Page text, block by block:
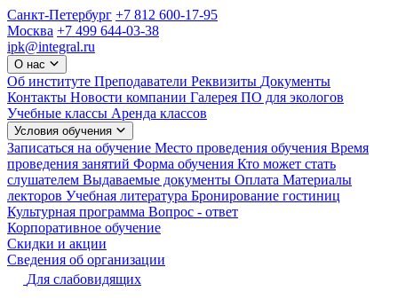
Санкт-Петербург +7 812 600-17-95
Москва +7 499 644-03-38
ipk@integral.ru
О нас
Об институте Преподаватели Реквизиты Документы
Контакты Новости компании Галерея ПО для экологов
Учебные классы Аренда классов
Условия обучения
Записаться на обучение Место проведения обучения Время
проведения занятий Форма обучения Кто может стать
слушателем Выдаваемые документы Оплата Материалы
лекторов Учебная литература Бронирование гостиниц
Культурная программа Вопрос - ответ
Корпоративное обучение
Скидки и акции
Сведения об организации
Для слабовидящих